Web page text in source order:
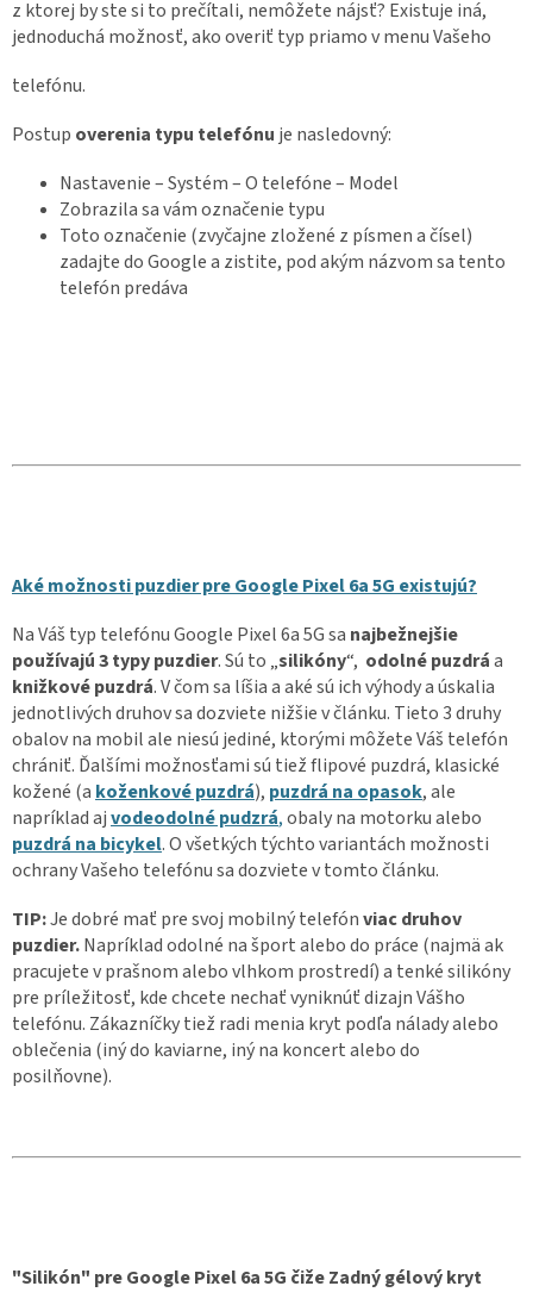
z ktorej by ste si to prečítali, nemôžete nájsť? Existuje iná,
jednoduchá možnosť, ako overiť typ priamo v menu Vašeho
telefónu.
Postup overenia typu telefónu je nasledovný:
Nastavenie – Systém – O telefóne – Model
Zobrazila sa vám označenie typu
Toto označenie (zvyčajne zložené z písmen a čísel)
zadajte do Google a zistite, pod akým názvom sa tento
telefón predáva
Aké možnosti puzdier pre Google Pixel 6a 5G existujú?
Na Váš typ telefónu Google Pixel 6a 5G sa najbežnejšie
používajú 3 typy puzdier. Sú to „silikóny“, odolné puzdráa
knižkové puzdrá. V čom sa líšia a aké sú ich výhody a úskalia
jednotlivých druhov sa dozviete nižšie v článku. Tieto 3 druhy
obalov na mobil ale niesú jediné, ktorými môžete Váš telefón
chrániť. Ďalšími možnosťami sú tiež flipové puzdrá, klasické
kožené (a koženkové puzdrá), puzdrá na opasok, ale
napríklad ajvodeodolné pudzrá,obaly na motorku alebo
puzdrá na bicykel. O všetkých týchto variantách možnosti
ochrany Vašeho telefónu sa dozviete v tomto článku.
TIP:Je dobré mať pre svoj mobilný telefónviac druhov
puzdier.Napríklad odolné na šport alebo do práce (najmä ak
pracujete v prašnom alebo vlhkom prostredí) a tenké silikóny
pre príležitosť, kde chcete nechať vyniknúť dizajn Vášho
telefónu. Zákazníčky tiež radi menia kryt podľa nálady alebo
oblečenia (iný do kaviarne, iný na koncert alebo do
posilňovne).
"Silikón" pre Google Pixel 6a 5G čiže Zadný gélový kryt